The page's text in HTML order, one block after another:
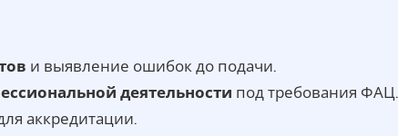
и выявление ошибок до подачи.
деятельности под требования ФАЦ.
аккредитации.